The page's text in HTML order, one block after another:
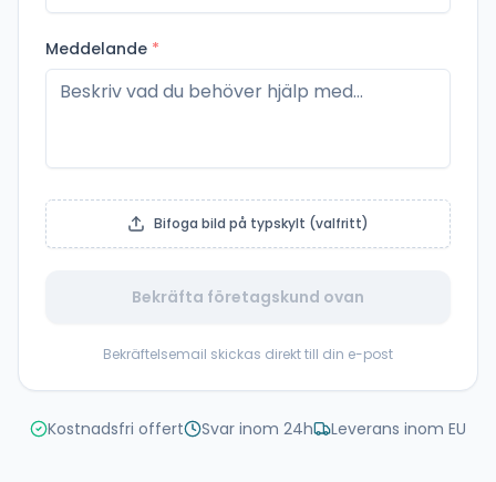
Meddelande *
Bifoga bild på typskylt (valfritt)
Bekräfta företagskund ovan
Bekräftelsemail skickas direkt till din e-post
Kostnadsfri offert Svar inom 24h Leverans inom EU